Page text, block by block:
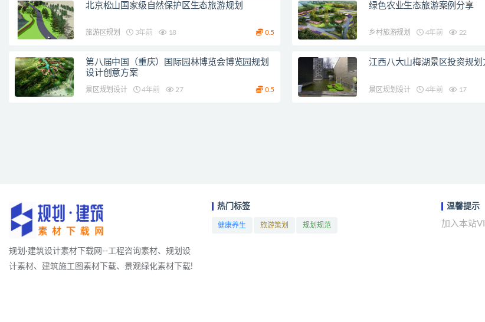
北京松山国家级自然保护区生态旅游规划
旅游区规划 3年前 18 0.5
绿色农业生态旅游案例分享
乡村旅游规划 4年前 22
第八届中国（重庆）国际园林博览会博览园规划
设计创意方案
景区规划设计 4年前 27 0.5
江西八大山梅湖景区投资规划
景区规划设计 4年前 17
规划·建筑设计素材下载网--工程咨询素材、规划设
计素材、建筑施工图素材下载、景观绿化素材下载!
热门标签
健康养生 旅游策划 规划规范
温馨提示
加入本站